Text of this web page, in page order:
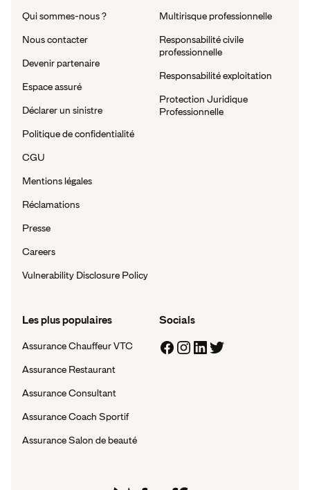
Qui sommes-nous ?
Nous contacter
Devenir partenaire
Espace assuré
Déclarer un sinistre
Politique de confidentialité
CGU
Mentions légales
Réclamations
Presse
Careers
Vulnerability Disclosure Policy
Multirisque professionnelle
Responsabilité civile
professionnelle
Responsabilité exploitation
Protection Juridique
Professionnelle
Les plus populaires
Assurance Chauffeur VTC
Assurance Restaurant
Assurance Consultant
Assurance Coach Sportif
Assurance Salon de beauté
Socials